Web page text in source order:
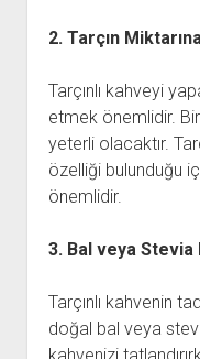
2. Tarçın
Tarçınlı kahveyi
etmek önemlidir. Bir
yeterli olacaktır.
özelliği bulunduğu
önemlidir.
3. Bal veya Stevia
Tarçınlı kahvenin
doğal bal veya
kahvenizi